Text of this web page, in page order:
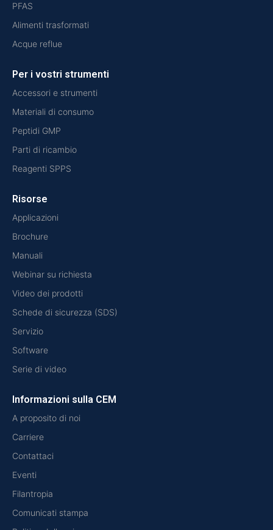
PFAS
Alimenti trasformati
Acque reflue
Per i vostri strumenti
Accessori e strumenti
Materiali di consumo
Peptidi GMP
Parti di ricambio
Reagenti SPPS
Risorse
Applicazioni
Brochure
Manuali
Webinar su richiesta
Video dei prodotti
Schede di sicurezza (SDS)
Servizio
Software
Serie di video
Informazioni sulla CEM
A proposito di noi
Carriere
Contattaci
Eventi
Filantropia
Comunicati stampa